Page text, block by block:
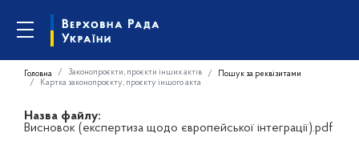
Головна Законопроєкти, проєкти інших актів
Пошук за реквізитами
Картка законопроєкту, проєкту іншого акта
Назва файлу:
Висновок (експертиза щодо європейської інтеграції).pdf